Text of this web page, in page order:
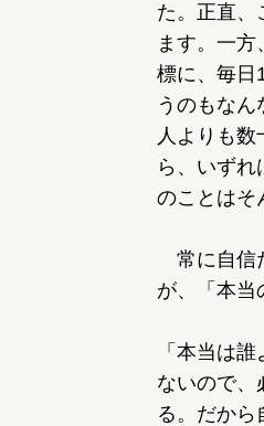
た。正直、
ます。一方
標に、毎日
うのもなん
人よりも
ら、いず
のことはそ
常に自信
が、「本当
「本当は
ないので、
る。だから